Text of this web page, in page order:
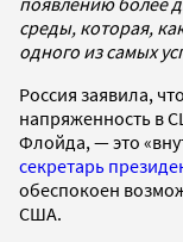
среды, которая,
одного из самых
Россия заявила,
напряженность в
Флойда, — это
секретарь
обеспокоен
США.